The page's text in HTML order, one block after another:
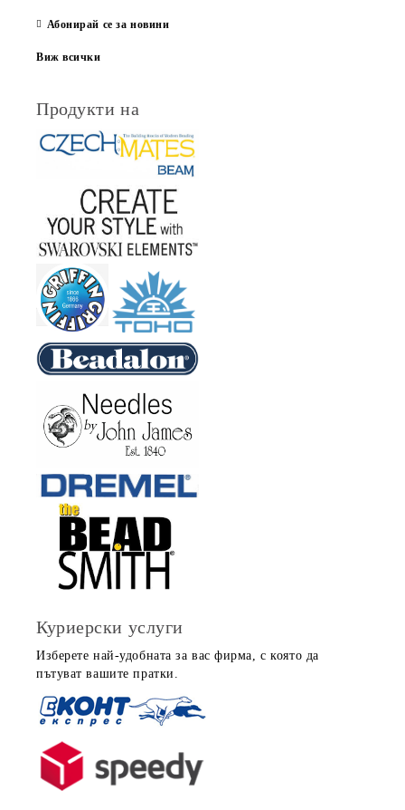
Абонирай се за новини
Виж всички
Продукти на
Куриерски услуги
Изберете най-удобната за вас фирма, с която да
пътуват вашите пратки.